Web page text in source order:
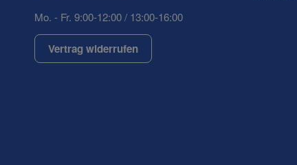
Mo. - Fr. 9:00-12:00 / 13:00-16:00
Vertrag widerrufen